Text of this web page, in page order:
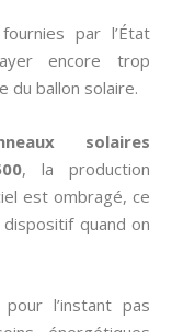
par l’État
encore trop
du ballon solaire.
solaires
, la production
est ombragé, ce
quand on
l’instant pas